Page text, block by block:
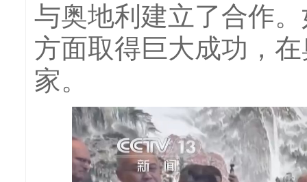
与奥地利建立了合作
方面取得巨大成功，
家。